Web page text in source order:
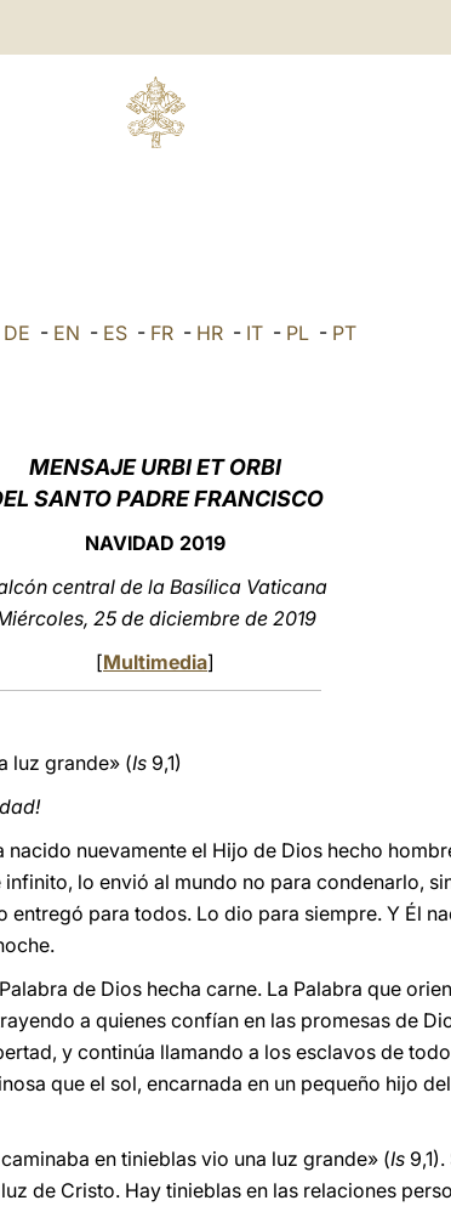
DE - EN - ES- FR- HR- IT- PL- PT
MENSAJE URBI ET ORBI
SANTO PADRE FRANCISCO
NAVIDAD 2019
central de la Basílica Vaticana
25 de diciembre de 2019
[Multimedia]
luz grande» (Is 9,1)
nacido nuevamente el Hijo de Dios hecho
lo envió al mundo no para condenarlo,
entregó para todos. Lo dio para siempre. Y Él
de Dios hecha carne. La Palabra que
a quienes confían en las promesas de
y continúa llamando a los esclavos de
que el sol, encarnada en un pequeño hijo
en tinieblas vio una luz grande» (Is
de Cristo. Hay tinieblas en las relaciones